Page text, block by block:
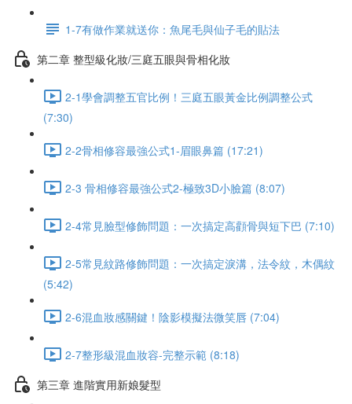
1-7有做作業就送你：魚尾毛與仙子毛的貼法
第二章 整型級化妝/三庭五眼與骨相化妝
2-1學會調整五官比例！三庭五眼黃金比例調整公式
(7:30)
2-2骨相修容最強公式1-眉眼鼻篇 (17:21)
2-3 骨相修容最強公式2-極致3D小臉篇 (8:07)
2-4常見臉型修飾問題：一次搞定高顴骨與短下巴 (7:10)
2-5常見紋路修飾問題：一次搞定淚溝，法令紋，木偶紋
(5:42)
2-6混血妝感關鍵！陰影模擬法微笑唇 (7:04)
2-7整形級混血妝容-完整示範 (8:18)
第三章 進階實用新娘髮型